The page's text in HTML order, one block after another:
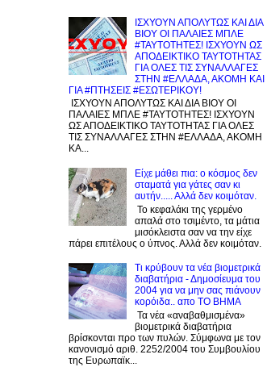
ΙΣΧΥΟΥΝ ΑΠΟΛΥΤΩΣ ΚΑΙ ΔΙΑ
ΒΙΟΥ ΟΙ ΠΑΛΑΙΕΣ ΜΠΛΕ
#ΤΑΥΤΟΤΗΤΕΣ! ΙΣΧΥΟΥΝ ΩΣ
ΑΠΟΔΕΙΚΤΙΚΟ ΤΑΥΤΟΤΗΤΑΣ
ΓΙΑ ΟΛΕΣ ΤΙΣ ΣΥΝΑΛΛΑΓΕΣ
ΣΤΗΝ #ΕΛΛΑΔΑ, ΑΚΟΜΗ ΚΑΙ
ΓΙΑ #ΠΤΗΣΕΙΣ #ΕΣΩΤΕΡΙΚΟΥ!
ΙΣΧΥΟΥΝ ΑΠΟΛΥΤΩΣ ΚΑΙ ΔΙΑ ΒΙΟΥ ΟΙ
ΠΑΛΑΙΕΣ ΜΠΛΕ #ΤΑΥΤΟΤΗΤΕΣ! ΙΣΧΥΟΥΝ
ΩΣ ΑΠΟΔΕΙΚΤΙΚΟ ΤΑΥΤΟΤΗΤΑΣ ΓΙΑ ΟΛΕΣ
ΤΙΣ ΣΥΝΑΛΛΑΓΕΣ ΣΤΗΝ #ΕΛΛΑΔΑ, ΑΚΟΜΗ
ΚΑ...
Είχε μάθει πια: ο κόσμος δεν
σταματά για γάτες σαν κι
αυτήν..... Αλλά δεν κοιμόταν.
Το κεφαλάκι της γερμένο
απαλά στο τσιμέντο, τα μάτια
μισόκλειστα σαν να την είχε
πάρει επιτέλους ο ύπνος. Αλλά δεν κοιμόταν.
Τι κρύβουν τα νέα βιομετρικά
διαβατήρια - Δημοσίευμα του
2004 για να μην σας πιάνουν
κορόιδα.. απο ΤΟ ΒΗΜΑ
Τα νέα «αναβαθμισμένα»
βιομετρικά διαβατήρια
βρίσκονται προ των πυλών. Σύμφωνα με τον
κανονισμό αριθ. 2252/2004 του Συμβουλίου
της Ευρωπαϊκ...